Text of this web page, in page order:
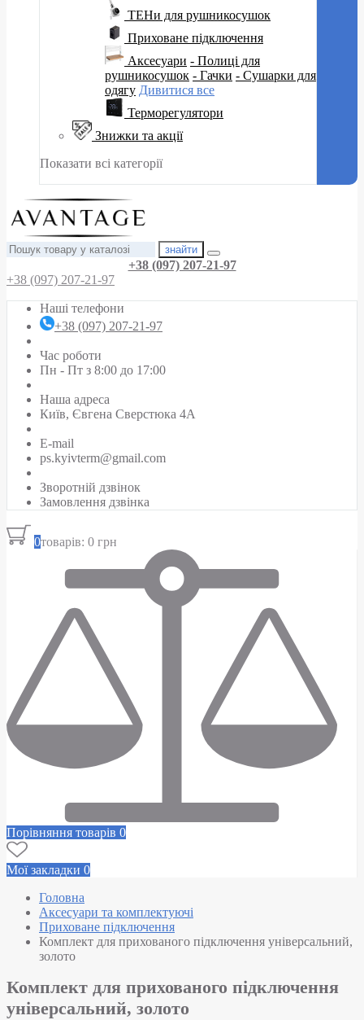
ТЕНи для рушникосушок
Приховане підключення
Аксесуари - Полиці для
рушникосушок - Гачки - Сушарки для
одягу Дивитися все
Терморегулятори
Знижки та акції
Показати всі категорії
знайти
+38 (097) 207-21-97
+38 (097) 207-21-97
Наші телефони
+38 (097) 207-21-97
Час роботи
Пн - Пт з 8:00 до 17:00
Наша адреса
Київ, Євгена Сверстюка 4А
E-mail
ps.kyivterm@gmail.com
Зворотній дзвінок
Замовлення дзвінка
0товарів: 0 грн
Порівняння товарів 0
Мої закладки 0
Головна
Аксесуари та комплектуючі
Приховане підключення
Комплект для прихованого підключення універсальний,
золото
Комплект для прихованого підключення
універсальний, золото